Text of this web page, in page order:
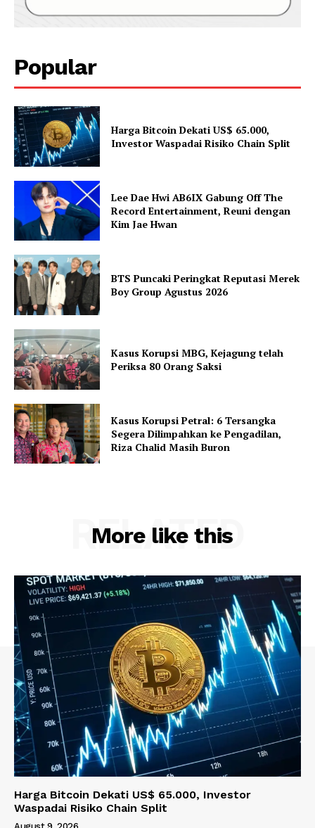
Popular
Harga Bitcoin Dekati US$ 65.000,
Investor Waspadai Risiko Chain Split
Lee Dae Hwi AB6IX Gabung Off The
Record Entertainment, Reuni dengan
Kim Jae Hwan
BTS Puncaki Peringkat Reputasi Merek
Boy Group Agustus 2026
Kasus Korupsi MBG, Kejagung telah
Periksa 80 Orang Saksi
Kasus Korupsi Petral: 6 Tersangka
Segera Dilimpahkan ke Pengadilan,
Riza Chalid Masih Buron
More like this
RELATED
Harga Bitcoin Dekati US$ 65.000, Investor
Waspadai Risiko Chain Split